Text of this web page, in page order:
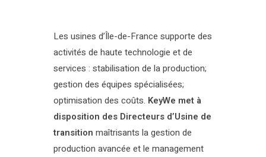
Les usines d’Île-de-France supporte des
activités de haute technologie et de
services : stabilisation de la production;
gestion des équipes spécialisées;
optimisation des coûts. KeyWe met à
disposition des Directeurs d’Usine de
transition maîtrisants la gestion de
production avancée et le management